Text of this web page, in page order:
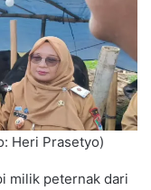
Heri Prasetyo)
milik peternak dari